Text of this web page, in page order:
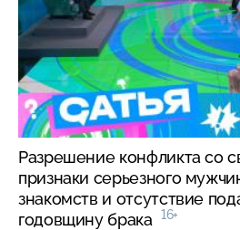
Разрешение конфликта со
признаки серьезного
знакомств и отсутствие
годовщину брака
16+